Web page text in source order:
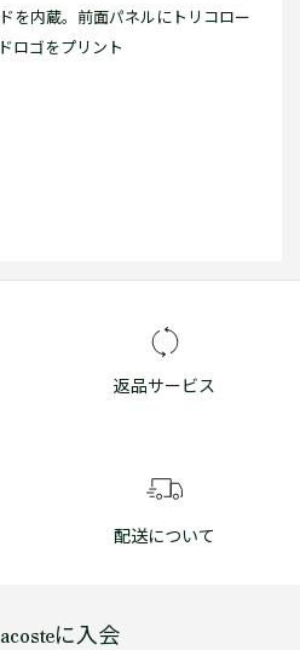
を内蔵。前面パネルにトリコロー
ロゴをプリント
返品サービス
配送について
に入会